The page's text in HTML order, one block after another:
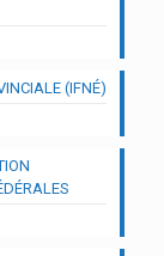
(IFNÉ)